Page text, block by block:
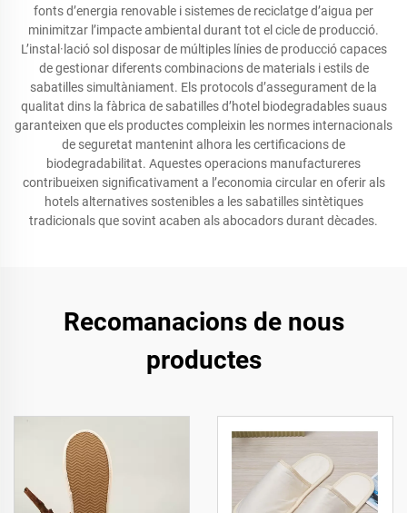
fonts d’energia renovable i sistemes de reciclatge d’aigua per
minimitzar l’impacte ambiental durant tot el cicle de producció.
L’instal·lació sol disposar de múltiples línies de producció capaces
de gestionar diferents combinacions de materials i estils de
sabatilles simultàniament. Els protocols d’assegurament de la
qualitat dins la fàbrica de sabatilles d’hotel biodegradables suaus
garanteixen que els productes compleixin les normes internacionals
de seguretat mantenint alhora les certificacions de
biodegradabilitat. Aquestes operacions manufactureres
contribueixen significativament a l’economia circular en oferir als
hotels alternatives sostenibles a les sabatilles sintètiques
tradicionals que sovint acaben als abocadors durant dècades.
Recomanacions de nous
productes